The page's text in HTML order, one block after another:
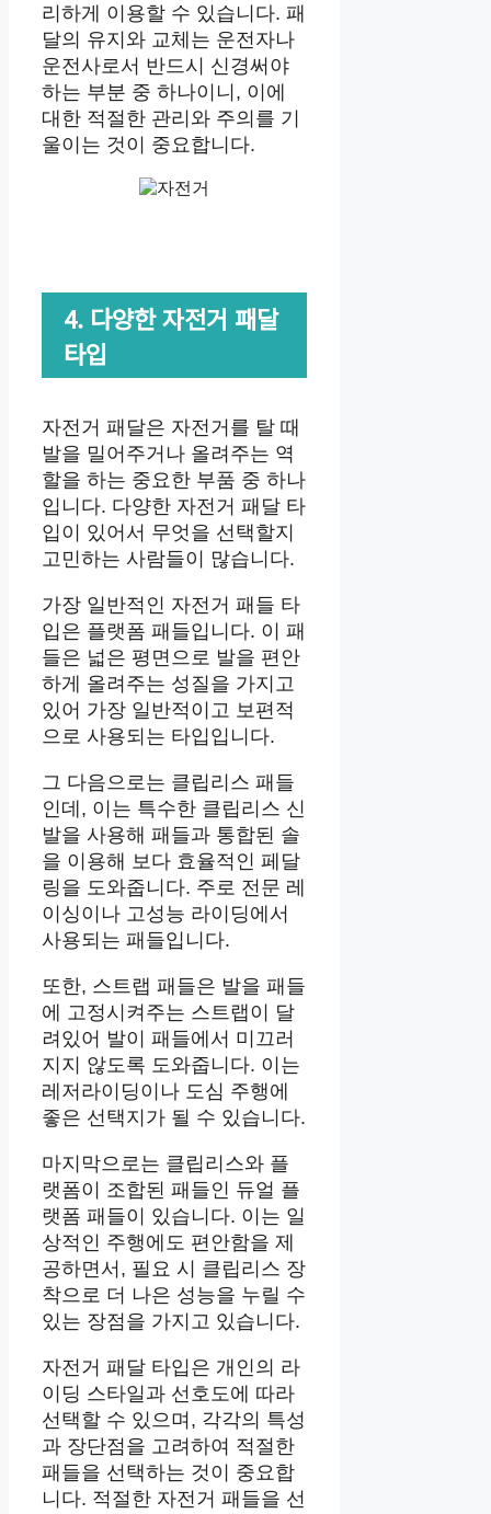
리하게 이용할 수 있습니다. 패
달의 유지와 교체는 운전자나
운전사로서 반드시 신경써야
하는 부분 중 하나이니, 이에
대한 적절한 관리와 주의를 기
울이는 것이 중요합니다.
4. 다양한 자전거 패달
타입
자전거 패달은 자전거를 탈 때
발을 밀어주거나 올려주는 역
할을 하는 중요한 부품 중 하나
입니다. 다양한 자전거 패달 타
입이 있어서 무엇을 선택할지
고민하는 사람들이 많습니다.
가장 일반적인 자전거 패들 타
입은 플랫폼 패들입니다. 이 패
들은 넓은 평면으로 발을 편안
하게 올려주는 성질을 가지고
있어 가장 일반적이고 보편적
으로 사용되는 타입입니다.
그 다음으로는 클립리스 패들
인데, 이는 특수한 클립리스 신
발을 사용해 패들과 통합된 솔
을 이용해 보다 효율적인 페달
링을 도와줍니다. 주로 전문 레
이싱이나 고성능 라이딩에서
사용되는 패들입니다.
또한, 스트랩 패들은 발을 패들
에 고정시켜주는 스트랩이 달
려있어 발이 패들에서 미끄러
지지 않도록 도와줍니다. 이는
레저라이딩이나 도심 주행에
좋은 선택지가 될 수 있습니다.
마지막으로는 클립리스와 플
랫폼이 조합된 패들인 듀얼 플
랫폼 패들이 있습니다. 이는 일
상적인 주행에도 편안함을 제
공하면서, 필요 시 클립리스 장
착으로 더 나은 성능을 누릴 수
있는 장점을 가지고 있습니다.
자전거 패달 타입은 개인의 라
이딩 스타일과 선호도에 따라
선택할 수 있으며, 각각의 특성
과 장단점을 고려하여 적절한
패들을 선택하는 것이 중요합
니다. 적절한 자전거 패들을 선